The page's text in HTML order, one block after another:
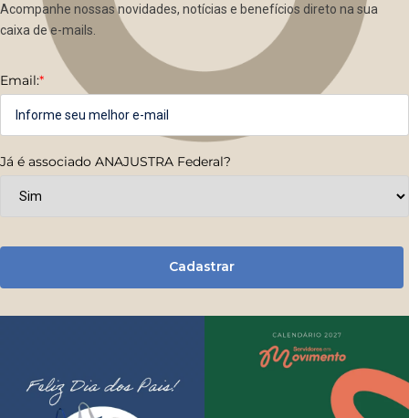
Acompanhe nossas novidades, notícias e benefícios direto na sua
caixa de e-mails.
Email:*
Já é associado ANAJUSTRA Federal?
Cadastrar